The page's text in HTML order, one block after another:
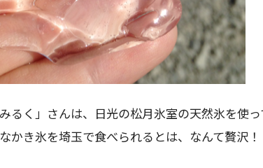
るく」さんは、日光の松月氷室の天然氷を使
かき氷を埼玉で食べられるとは、なんて贅沢！